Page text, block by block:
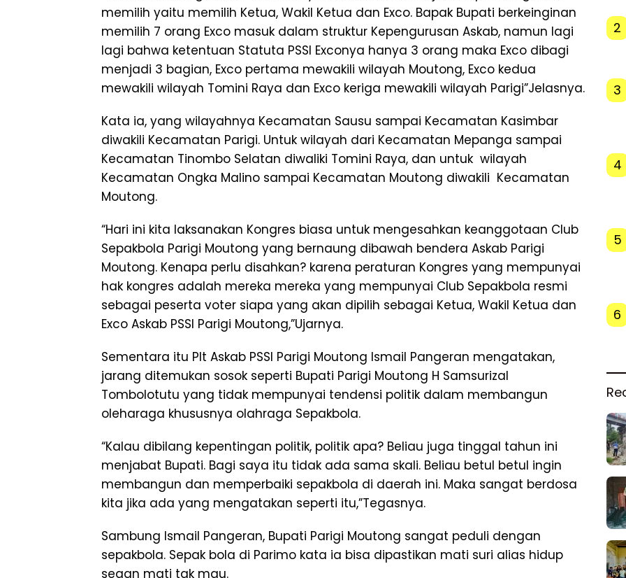
memilih yaitu memilih Ketua, Wakil Ketua dan Exco. Bapak Bupati berkeinginan
memilih 7 orang Exco masuk dalam struktur Kepengurusan Askab, namun lagi
lagi bahwa ketentuan Statuta PSSI Exconya hanya 3 orang maka Exco dibagi
menjadi 3 bagian, Exco pertama mewakili wilayah Moutong, Exco kedua
mewakili wilayah Tomini Raya dan Exco keriga mewakili wilayah Parigi”Jelasnya.
Kata ia, yang wilayahnya Kecamatan Sausu sampai Kecamatan Kasimbar
diwakili Kecamatan Parigi. Untuk wilayah dari Kecamatan Mepanga sampai
Kecamatan Tinombo Selatan diwaliki Tomini Raya, dan untuk wilayah
Kecamatan Ongka Malino sampai Kecamatan Moutong diwakili Kecamatan
Moutong.
“Hari ini kita laksanakan Kongres biasa untuk mengesahkan keanggotaan Club
Sepakbola Parigi Moutong yang bernaung dibawah bendera Askab Parigi
Moutong. Kenapa perlu disahkan? karena peraturan Kongres yang mempunyai
hak kongres adalah mereka mereka yang mempunyai Club Sepakbola resmi
sebagai peserta voter siapa yang akan dipilih sebagai Ketua, Wakil Ketua dan
Exco Askab PSSI Parigi Moutong,”Ujarnya.
Sementara itu Plt Askab PSSI Parigi Moutong Ismail Pangeran mengatakan,
jarang ditemukan sosok seperti Bupati Parigi Moutong H Samsurizal
Tombolotutu yang tidak mempunyai tendensi politik dalam membangun
oleharaga khususnya olahraga Sepakbola.
“Kalau dibilang kepentingan politik, politik apa? Beliau juga tinggal tahun ini
menjabat Bupati. Bagi saya itu tidak ada sama skali. Beliau betul betul ingin
membangun dan memperbaiki sepakbola di daerah ini. Maka sangat berdosa
kita jika ada yang mengatakan seperti itu,”Tegasnya.
Sambung Ismail Pangeran, Bupati Parigi Moutong sangat peduli dengan
sepakbola. Sepak bola di Parimo kata ia bisa dipastikan mati suri alias hidup
segan mati tak mau.
2
3
4
5
6